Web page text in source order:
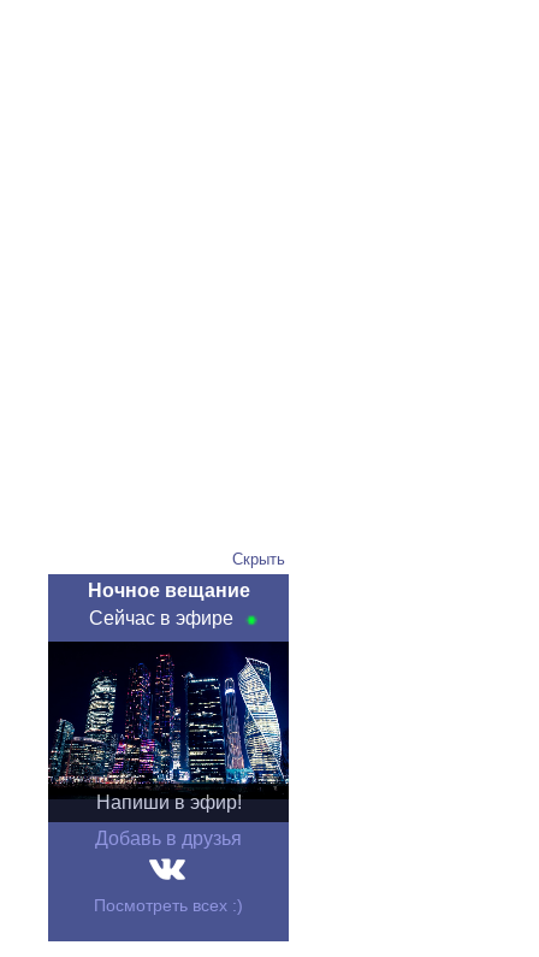
Скрыть
Ночное вещание
Сейчас в эфире
Напиши в эфир!
Добавь в друзья
Посмотреть всех :)